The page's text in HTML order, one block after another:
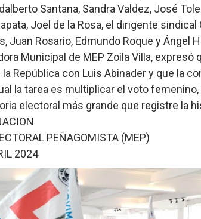
Santana, Sandra Valdez, José
Joel de la Rosa, el dirigente
Juan Rosario, Edmundo Roque y Ángel
Municipal de MEP Zoila Villa,
la República con Luis Abinader y que la
la tarea es multiplicar el voto
electoral más grande que registre la
PEÑAGOMISTA (MEP)
2024